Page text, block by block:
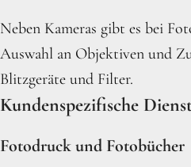
Neben Kameras gibt es bei
Auswahl an Objektiven und
Blitzgeräte und Filter.
Kundenspezifische
Fotodruck und Fotobücher